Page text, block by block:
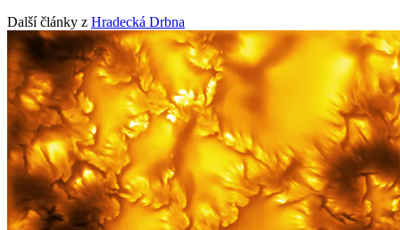
Další články z Hradecká Drbna